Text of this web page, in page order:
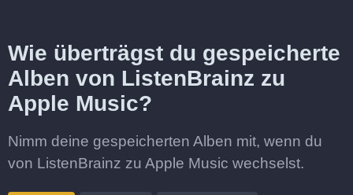
Wie überträgst du gespeicherte
Alben von ListenBrainz zu
Apple Music?
Nimm deine gespeicherten Alben mit, wenn du
von ListenBrainz zu Apple Music wechselst.